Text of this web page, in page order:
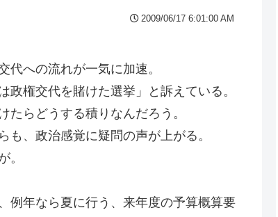
2009/06/17 6:01:00 AM
への流れが一気に加速。
権交代を賭けた選挙」と訴えている。
らどうする積りなんだろう。
、政治感覚に疑問の声が上がる。
。
例年なら夏に行う、来年度の予算概算要